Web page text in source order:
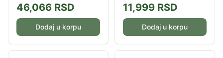
46,066 RSD
Dodaj u korpu
11,999 RSD
Dodaj u korpu